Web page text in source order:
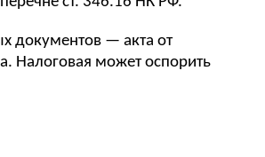
документов — акта от
Налоговая может оспорить